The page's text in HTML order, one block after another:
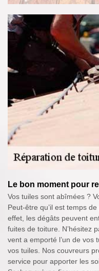
Le bon moment pour
Vos tuiles sont abîmées ?
Peut-être qu’il est temps
effet, les dégâts peuvent
fuites de toiture. N’hésitez
vent a emporté l’un de vos
vos tuiles. Nos couvreurs
service pour apporter les